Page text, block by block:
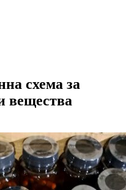
схема за
вещества